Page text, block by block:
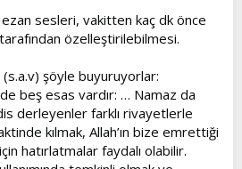
sesleri, vakitten kaç dk önce
özelleştirilebilmesi.
şöyle buyuruyorlar:
beş esas vardır: … Namaz da
derleyenler farklı rivayetlerle
kılmak, Allah’ın bize emrettiği
hatırlatmalar faydalı olabilir.